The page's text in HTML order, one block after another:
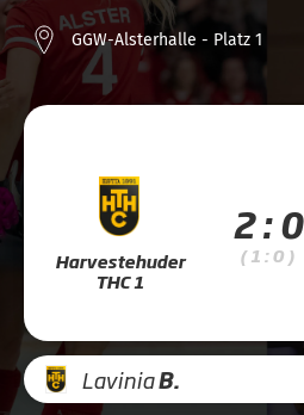
GGW-Alsterhalle - Platz 1
Harvestehuder
THC 1
2 : 0
( 1 : 0 )
LaviniaB.